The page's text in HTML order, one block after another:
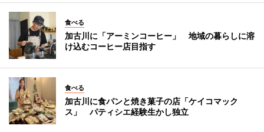
食べる
加古川に「アーミンコーヒー」 地域の暮らしに溶
け込むコーヒー店目指す
食べる
加古川に食パンと焼き菓子の店「ケイコマック
ス」 パティシエ経験生かし独立